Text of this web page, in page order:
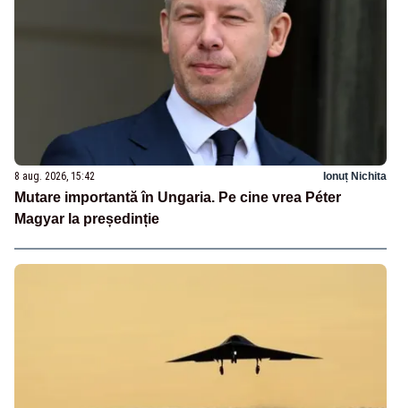
8 aug. 2026, 15:42 Ionuț Nichita
Mutare importantă în Ungaria. Pe cine vrea Péter
Magyar la președinție